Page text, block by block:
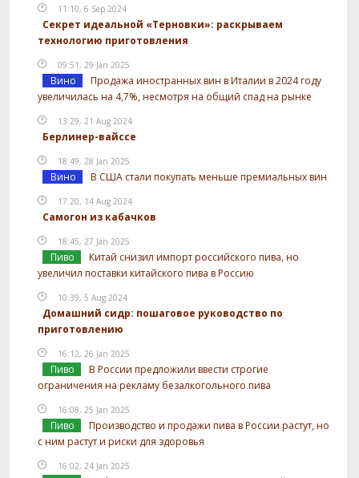
11:10, 6 Sep 2024
Секрет идеальной «Терновки»: раскрываем
технологию приготовления
09:51, 29 Jan 2025
Вино
Продажа иностранных вин в Италии в 2024 году
увеличилась на 4,7%, несмотря на общий спад на рынке
13:29, 21 Aug 2024
Берлинер-вайссе
18:49, 28 Jan 2025
Вино В США стали покупать меньше премиальных вин
17:20, 14 Aug 2024
Самогон из кабачков
18:45, 27 Jan 2025
Пиво
Китай снизил импорт российского пива, но
увеличил поставки китайского пива в Россию
10:39, 5 Aug 2024
Домашний сидр: пошаговое руководство по
приготовлению
16:12, 26 Jan 2025
Пиво
В России предложили ввести строгие
ограничения на рекламу безалкогольного пива
16:08, 25 Jan 2025
Пиво
Производство и продажи пива в России растут, но
с ним растут и риски для здоровья
16:02, 24 Jan 2025